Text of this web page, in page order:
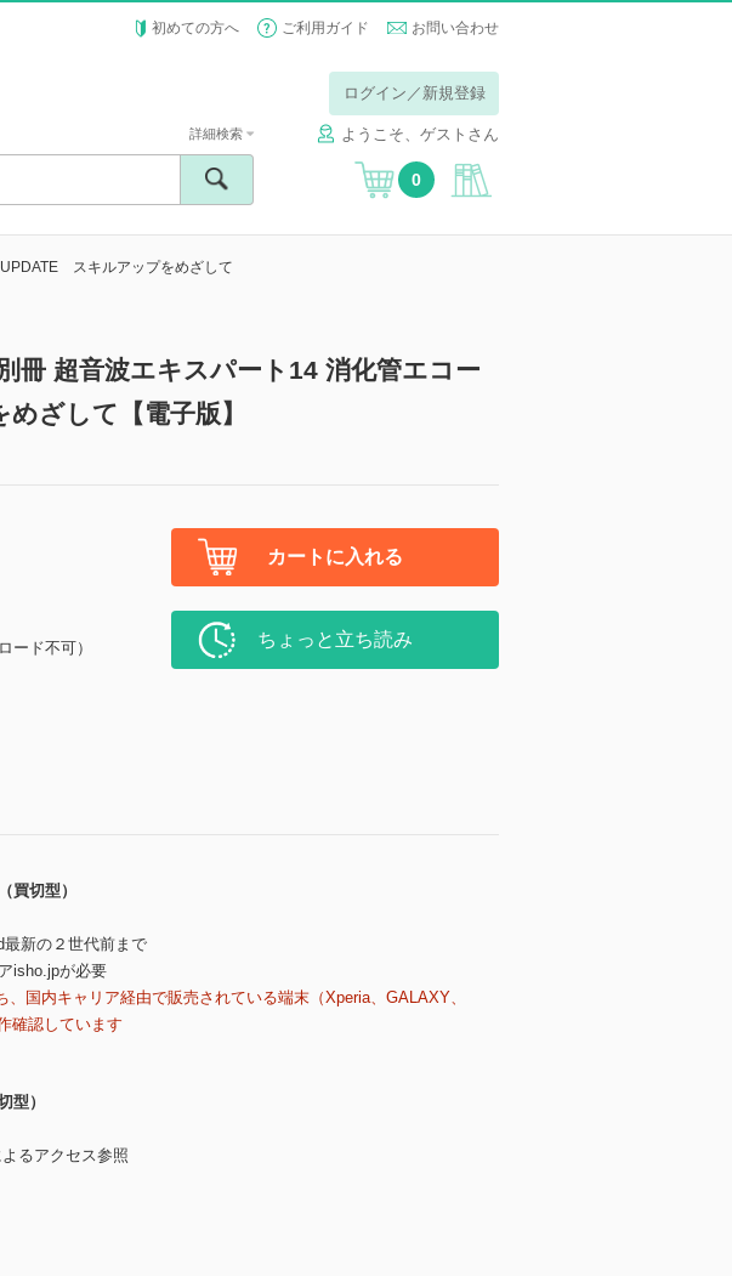
初めての方へ ご利用ガイド お問い合わせ
ログイン／新規登録
ようこそ、ゲストさん
詳細検索
0
スキルアップをめざして
冊 超音波エキスパート14 消化管エコー
ざして【電子版】
ード不可）
カートに入れる
ちょっと立ち読み
買切型）
新の２世代前まで
isho.jpが必要
国内キャリア経由で販売されている端末（Xperia、GALAXY、
確認しています
型）
るアクセス参照